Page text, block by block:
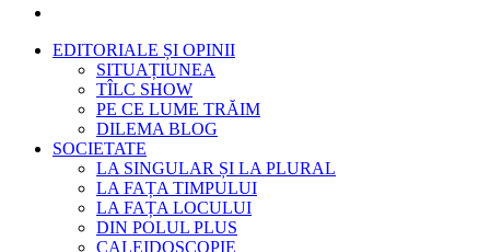
EDITORIALE ȘI OPINII
SITUAȚIUNEA
TÎLC SHOW
PE CE LUME TRĂIM
DILEMA BLOG
SOCIETATE
LA SINGULAR ȘI LA PLURAL
LA FAȚA TIMPULUI
LA FAȚA LOCULUI
DIN POLUL PLUS
CALEIDOSCOPIE